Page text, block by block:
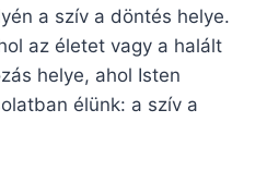
a szív a döntés helye.
az életet vagy a halált
helye, ahol Isten
élünk: a szív a